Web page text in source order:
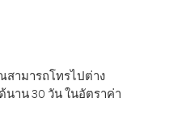
สามารถโทรไปต่าง
าน 30 วัน ในอัตราค่า